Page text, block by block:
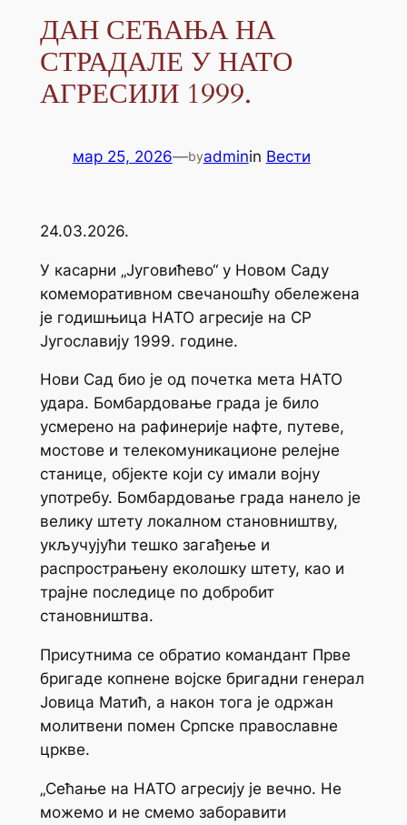
ДАН СЕЋАЊА НА
СТРАДАЛЕ У НАТО
АГРЕСИЈИ 1999.
мар 25, 2026—byadminin Вести
24.03.2026.
У касарни „Југовићево“ у Новом Саду
комеморативном свечаношћу обележена
је годишњица НАТО агресије на СР
Југославију 1999. године.
Нови Сад био је од почетка мета НАТО
удара. Бомбардовање града је било
усмерено на рафинерије нафте, путеве,
мостове и телекомуникационе релејне
станице, објекте који су имали војну
употребу. Бомбардовање града нанело је
велику штету локалном становништву,
укључујући тешко загађење и
распрострањену еколошку штету, као и
трајне последице по добробит
становништва.
Присутнима се обратио командант Прве
бригаде копнене војске бригадни генерал
Јовица Матић, а након тога је одржан
молитвени помен Српске православне
цркве.
„Сећање на НАТО агресију је вечно. Не
можемо и не смемо заборавити